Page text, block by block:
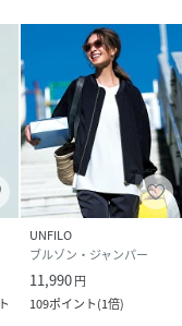
UNFILO
ブルゾン・ジャンパー
11,990円
109ポイント(1倍)